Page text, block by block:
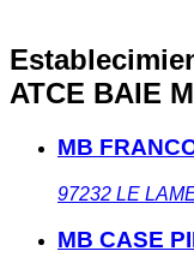
ATCE BAIE
MB
97232 LE
MB CASE